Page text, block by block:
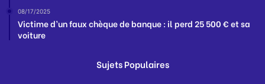
08/17/2025
Victime d’un faux chèque de banque : il perd 25 500 € et sa
voiture
Sujets Populaires